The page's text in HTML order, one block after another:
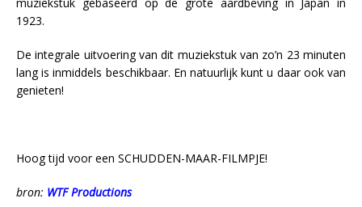
1923.
De integrale uitvoering van dit muziekstuk van zo’n 23 minuten
lang is inmiddels beschikbaar. En natuurlijk kunt u daar ook van
genieten!
Hoog tijd voor een SCHUDDEN-MAAR-FILMPJE!
bron: WTF Productions